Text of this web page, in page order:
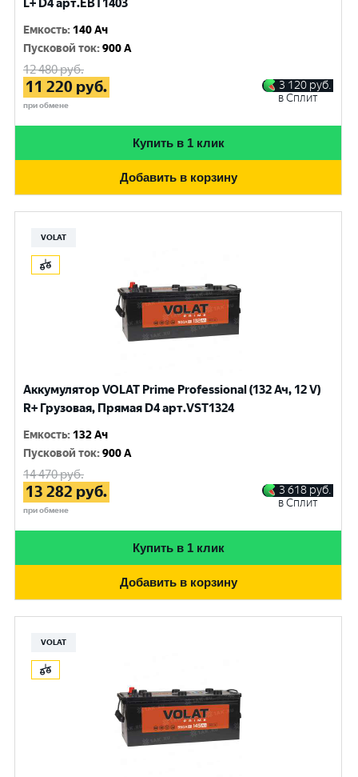
L+ D4 арт.EBT1403
Емкость: 140 Ач
Пусковой ток:900 A
12 480руб.
11 220 руб.
при обмене
3 120 руб.
в Сплит
Купить в 1 клик
Добавить в корзину
VOLAT
Аккумулятор VOLAT Prime Professional (132 Ач, 12 V)
R+ Грузовая, Прямая D4 арт.VST1324
Емкость: 132 Ач
Пусковой ток:900 A
14 470руб.
13 282 руб.
при обмене
3 618 руб.
в Сплит
Купить в 1 клик
Добавить в корзину
VOLAT